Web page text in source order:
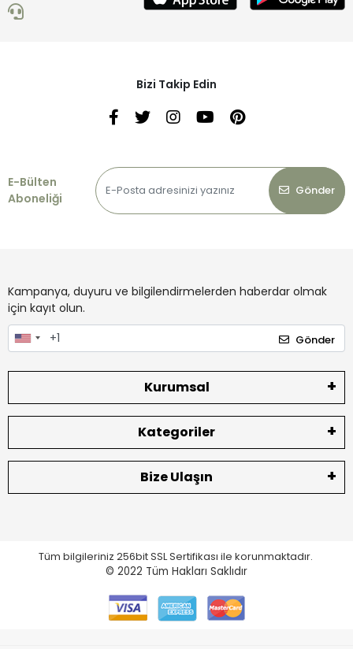
Bizi Takip Edin
E-Bülten
Aboneliği
Gönder
Kampanya, duyuru ve bilgilendirmelerden haberdar olmak
için kayıt olun.
Gönder
Kurumsal
Kategoriler
Bize Ulaşın
Tüm bilgileriniz 256bit SSL Sertifikası ile korunmaktadır.
© 2022 Tüm Hakları Saklıdır